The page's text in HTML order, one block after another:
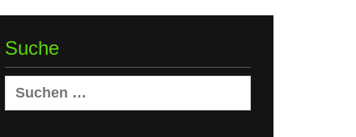
Suche
Suchen
nach: